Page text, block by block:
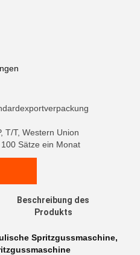
T/T, Western Union
Sätze ein Monat
Beschreibung des
Produkts
Spritzgussmaschine,